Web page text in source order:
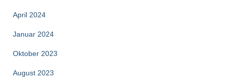
April 2024
Januar 2024
Oktober 2023
August 2023